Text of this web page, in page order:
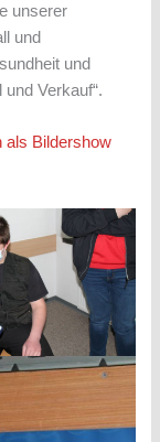
unserer
und
und
und Verkauf“.
als Bildershow